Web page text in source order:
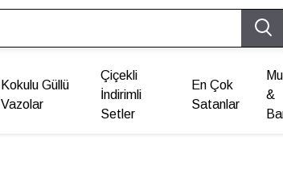
Kokulu Güllü
Vazolar
Çiçekli
İndirimli
Setler
En Çok
Satanlar
&